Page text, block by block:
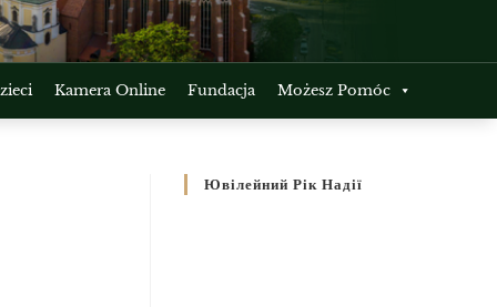
Kamera Online Fundacja Możesz Pomóc
Ювілейний Рік Надії